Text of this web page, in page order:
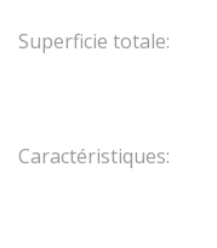
Superficie totale:
Caractéristiques: